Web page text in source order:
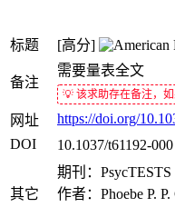
标题 [高分]
备注
需要量表全文
💡 该求助存在备注，
网址
https://doi.org/
DOI
10.1037/t61192-000
其它
期刊：PsycTESTS
作者：Phoebe P.